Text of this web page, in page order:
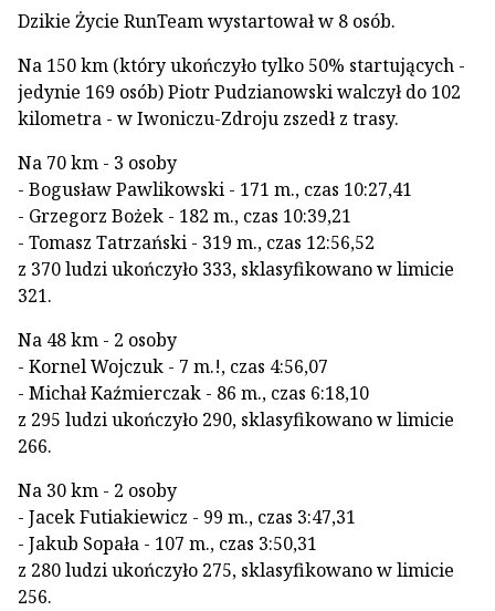
Dzikie Życie RunTeam wystartował w 8 osób.
Na 150 km (który ukończyło tylko 50% startujących -
jedynie 169 osób) Piotr Pudzianowski walczył do 102
kilometra - w Iwoniczu-Zdroju zszedł z trasy.
Na 70 km - 3 osoby
- Bogusław Pawlikowski - 171 m., czas 10:27,41
- Grzegorz Bożek - 182 m., czas 10:39,21
- Tomasz Tatrzański - 319 m., czas 12:56,52
z 370 ludzi ukończyło 333, sklasyfikowano w limicie
321.
Na 48 km - 2 osoby
- Kornel Wojczuk - 7 m.!, czas 4:56,07
- Michał Kaźmierczak - 86 m., czas 6:18,10
z 295 ludzi ukończyło 290, sklasyfikowano w limicie
266.
Na 30 km - 2 osoby
- Jacek Futiakiewicz - 99 m., czas 3:47,31
- Jakub Sopała - 107 m., czas 3:50,31
z 280 ludzi ukończyło 275, sklasyfikowano w limicie
256.